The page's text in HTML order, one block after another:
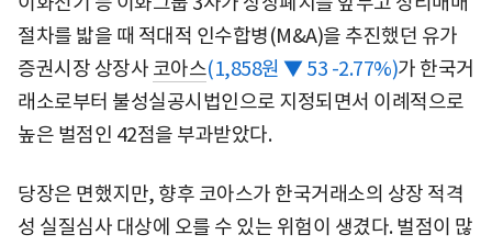
절차를 밟을 때 적대적 인수합병(M&A)을 추진했던 유가
증권시장 상장사 코아스(1,858원 ▼ 53 -2.77%)가 한국거
래소로부터 불성실공시법인으로 지정되면서 이례적으로
높은 벌점인 42점을 부과받았다.
당장은 면했지만, 향후 코아스가 한국거래소의 상장 적격
성 실질심사 대상에 오를 수 있는 위험이 생겼다. 벌점이 많